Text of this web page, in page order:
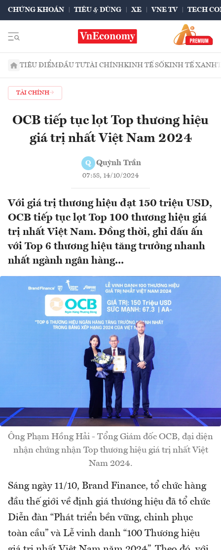
CHỨNG KHOÁN TIÊU & DÙNG XE VNE TV TECH
TIÊU ĐIỂMĐẦU TƯTÀI CHÍNHKINH TẾ SỐKINH TẾ XANH
TÀI CHÍNH
OCB tiếp tục lọt Top thương hiệu
giá trị nhất Việt Nam 2024
Q Quỳnh Trần
07:58, 14/10/2024
Với giá trị thương hiệu đạt 150 triệu USD,
OCB tiếp tục lọt Top 100 thương hiệu giá
trị nhất Việt Nam. Đồng thời, ghi dấu ấn
với Top 6 thương hiệu tăng trưởng nhanh
nhất ngành ngân hàng...
Ông Phạm Hồng Hải - Tổng Giám đốc OCB, đại diện
nhận chứng nhận Top thương hiệu giá trị nhất Việt
Nam 2024.
Sáng ngày 11/10, Brand Finance, tổ chức hàng
đầu thế giới về định giá thương hiệu đã tổ chức
Diễn đàn “Phát triển bền vững, chinh phục
toàn cầu” và Lễ vinh danh “100 Thương hiệu